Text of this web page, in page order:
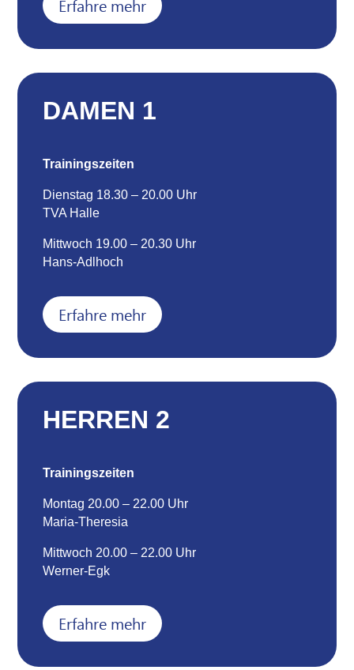
Erfahre mehr
DAMEN 1
Trainingszeiten
Dienstag 18.30 – 20.00 Uhr
TVA Halle
Mittwoch 19.00 – 20.30 Uhr
Hans-Adlhoch
Erfahre mehr
HERREN 2
Trainingszeiten
Montag 20.00 – 22.00 Uhr
Maria-Theresia
Mittwoch 20.00 – 22.00 Uhr
Werner-Egk
Erfahre mehr